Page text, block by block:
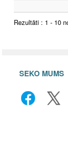
Rezultāti : 1 - 10
SEKO MUMS